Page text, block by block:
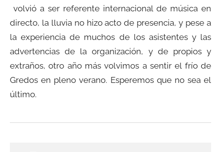
volvió a ser referente internacional de música en
directo, la lluvia no hizo acto de presencia, y pese a
la experiencia de muchos de los asistentes y las
advertencias de la organización, y de propios y
extraños, otro año más volvimos a sentir el frío de
Gredos en pleno verano. Esperemos que no sea el
último.